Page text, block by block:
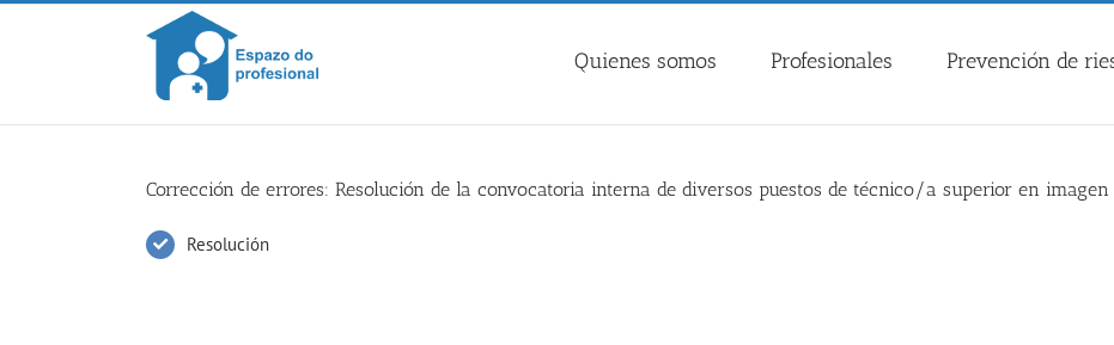
Skip
Quienes somos Profesionales Prevención de
Corrección de errores: Resolución de la convocatoria interna de diversos puestos de técnico/a superior en
Resolución